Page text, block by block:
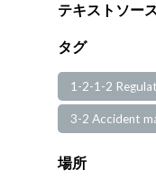
テキストソー
タグ
1-2-1-2
3-2 Accident
場所